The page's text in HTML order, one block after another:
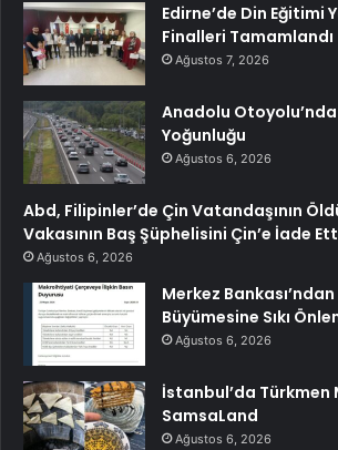
Edirne’de Din Eğitimi
Finalleri Tamamlandı
Ağustos 7, 2026
Anadolu
Yoğunluğu
Ağustos 6, 2026
Abd, Filipinler’de Çin Vatandaşının
Vakasının Baş Şüphelisini Çin’e İade
Ağustos 6, 2026
Merkez
Büyümesine Sıkı
Ağustos 6, 2026
İstanbul’da Türkmen
SamsaLand
Ağustos 6, 2026